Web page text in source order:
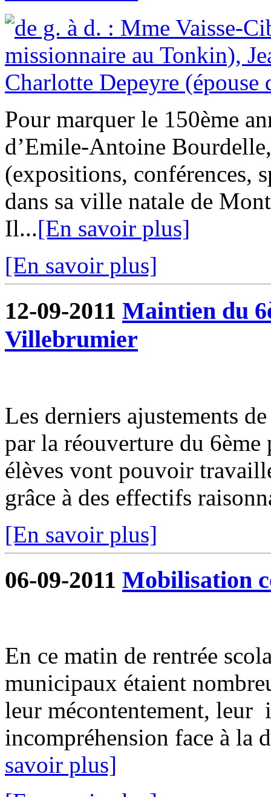
Pour marquer le 150ème
d’Emile-Antoine
(expositions, conférences,
dans sa ville natale de
Il...[En savoir plus]
[En savoir plus]
12-09-2011 Maintien du
Villebrumier
Les derniers ajustements
par la réouverture du 6ème
élèves vont pouvoir
grâce à des effectifs
[En savoir plus]
06-09-2011 Mobilisation
En ce matin de rentrée
municipaux étaient
leur mécontentement, leur
incompréhension face à la
savoir plus]